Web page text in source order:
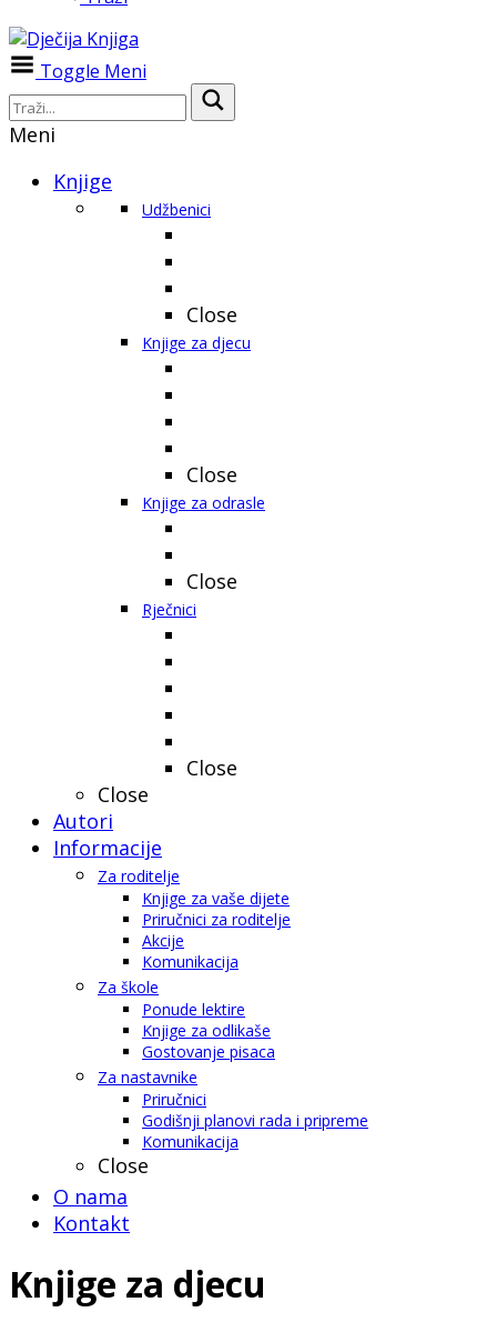
Toggle Meni
Meni
Knjige
Udžbenici
Close
Knjige za djecu
Close
Knjige za odrasle
Close
Rječnici
Close
Close
Autori
Informacije
Za roditelje
Knjige za vaše dijete
Priručnici za roditelje
Akcije
Komunikacija
Za škole
Ponude lektire
Knjige za odlikaše
Gostovanje pisaca
Za nastavnike
Priručnici
Godišnji planovi rada i pripreme
Komunikacija
Close
O nama
Kontakt
Knjige za djecu